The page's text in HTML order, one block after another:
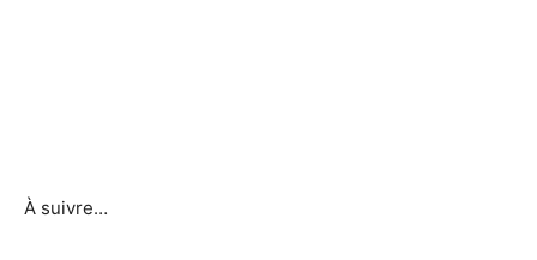
À suivre…